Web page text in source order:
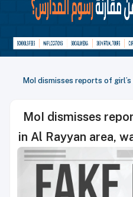
MoI dismisses reports of
MoI dismisses
in Al Rayyan area,